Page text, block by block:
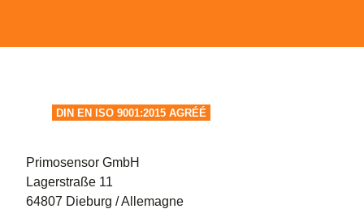
DIN EN ISO 9001:2015 AGRÉÉ
Primosensor GmbH
Lagerstraße 11
64807 Dieburg / Allemagne